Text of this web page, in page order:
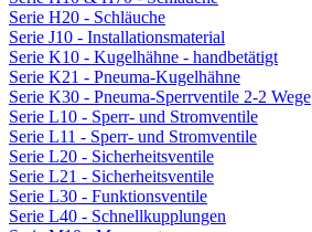
Serie H20 - Schläuche
Serie J10 - Installationsmaterial
Serie K10 - Kugelhähne - handbetätigt
Serie K21 - Pneuma-Kugelhähne
Serie K30 - Pneuma-Sperrventile 2-2 Wege
Serie L10 - Sperr- und Stromventile
Serie L11 - Sperr- und Stromventile
Serie L20 - Sicherheitsventile
Serie L21 - Sicherheitsventile
Serie L30 - Funktionsventile
Serie L40 - Schnellkupplungen